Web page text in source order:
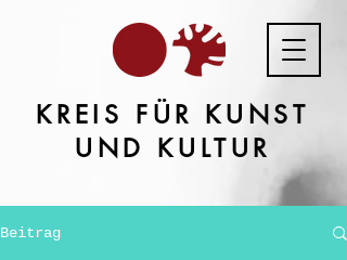
KREIS FÜR KUNST
UND KULTUR
Beitrag